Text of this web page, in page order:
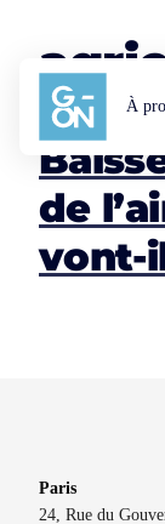
À
de
vont-
Paris
24, Rue du